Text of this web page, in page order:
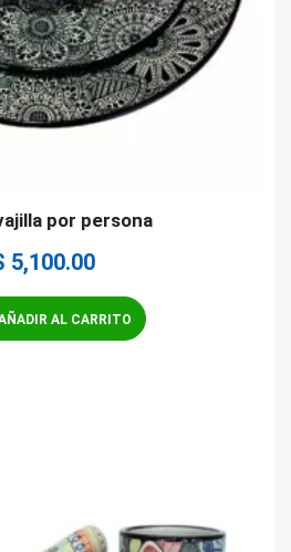
por persona
5,100.00
AL CARRITO